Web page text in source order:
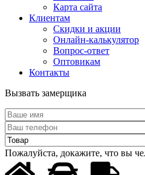
Карта сайта
Клиентам
Скидки и акции
Онлайн-калькулятор
Вопрос-ответ
Оптовикам
Контакты
Вызвать замерщика
Пожалуйста, докажите, что вы